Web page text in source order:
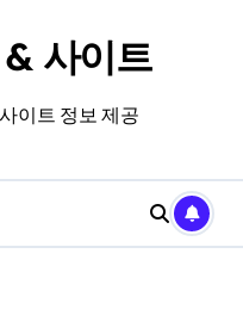
사이트
이트 정보 제공